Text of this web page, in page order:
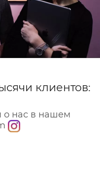
клиентов:
о нас в нашем